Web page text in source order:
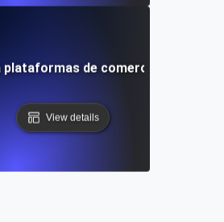
de comercio
View details